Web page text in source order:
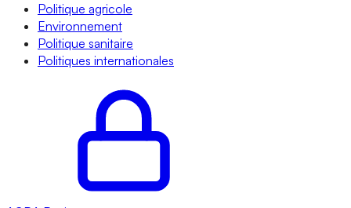
Politique agricole
Environnement
Politique sanitaire
Politiques internationales